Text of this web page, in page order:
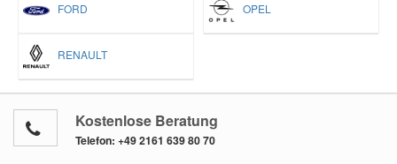
FORD OPEL
RENAULT
Kostenlose Beratung
Telefon: +49 2161 639 80 70